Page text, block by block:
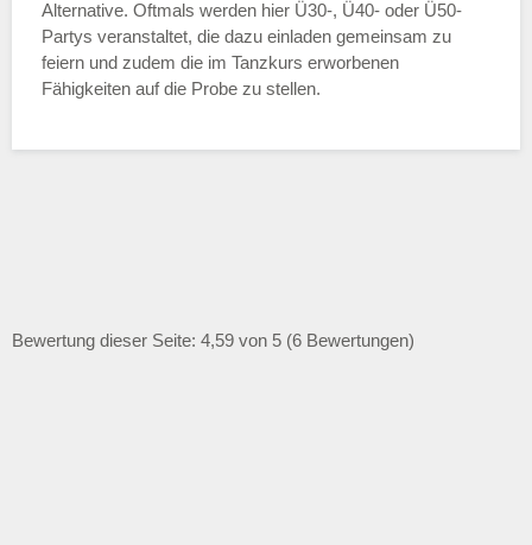
Alternative. Oftmals werden hier Ü30-, Ü40- oder Ü50-
Partys veranstaltet, die dazu einladen gemeinsam zu
feiern und zudem die im Tanzkurs erworbenen
Fähigkeiten auf die Probe zu stellen.
Bewertung dieser Seite: 4,59 von 5 (6 Bewertungen)